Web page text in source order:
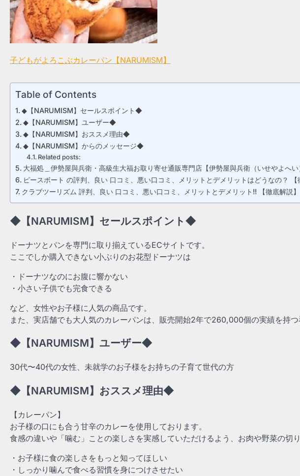
子どもがよろこぶカレーパン【NARUMISM】
Table of Contents
◆【NARUMISM】セールスポイント◆
◆【NARUMISM】ユーザー◆
◆【NARUMISM】おススメ理由◆
◆【NARUMISM】からのメッセージ◆
Related posts:
大福処＿伊勢屋與兵衛・高級生大福お取り寄せ通販専門店【伊勢屋與兵衛（いせやよへい
ピースボート の評判、良い 口コミ、悪い口コミ、メリットとデメリットはどうなの？ 【
クラブツーリズム 評判、良い 口コミ、悪い口コミ、メリットとデメリット!! 【徹底解説】
◆【NARUMISM】セールスポイント◆
ドーナツとパンを専門に取り揃えているECサイトです。
ここでしか購入できない小ぶりのお花型ドーナツは
・ドーナツなのにお腹に響かない
・小さい子供でも完食できる
など、女性やお子様に人気の商品です。
また、実店舗でも大人気のカレーパンは、販売開始2年で260,000個の実績を持つ
◆【NARUMISM】ユーザー◆
30代〜40代の女性、未就学のお子様をお持ちの子育て世代の方
◆【NARUMISM】おススメ理由◆
【カレーパン】
お子様の口にも合う甘辛のカレーを使用しております。
食感の違いや「噛む」ことの楽しさを実感していただけるよう、お肉や野菜の切
・お子様に食の楽しさをもっと知ってほしい
・しっかり噛んで食べる習慣を身につけさせたい